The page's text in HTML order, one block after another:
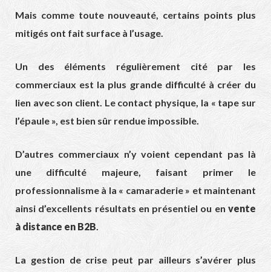
Mais comme toute nouveauté, certains points plus
mitigés ont fait surface à l’usage.
Un des éléments régulièrement cité par les
commerciaux est la plus grande difficulté à créer du
lien avec son client. Le contact physique, la « tape sur
l’épaule », est bien sûr rendue impossible.
D’autres commerciaux n’y voient cependant pas là
une difficulté majeure, faisant primer le
professionnalisme à la « camaraderie » et maintenant
ainsi d’excellents résultats en présentiel ou en vente
à distance en B2B
La gestion de crise peut par ailleurs s’avérer plus